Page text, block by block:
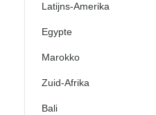
Latijns-Amerika
Egypte
Marokko
Zuid-Afrika
Bali